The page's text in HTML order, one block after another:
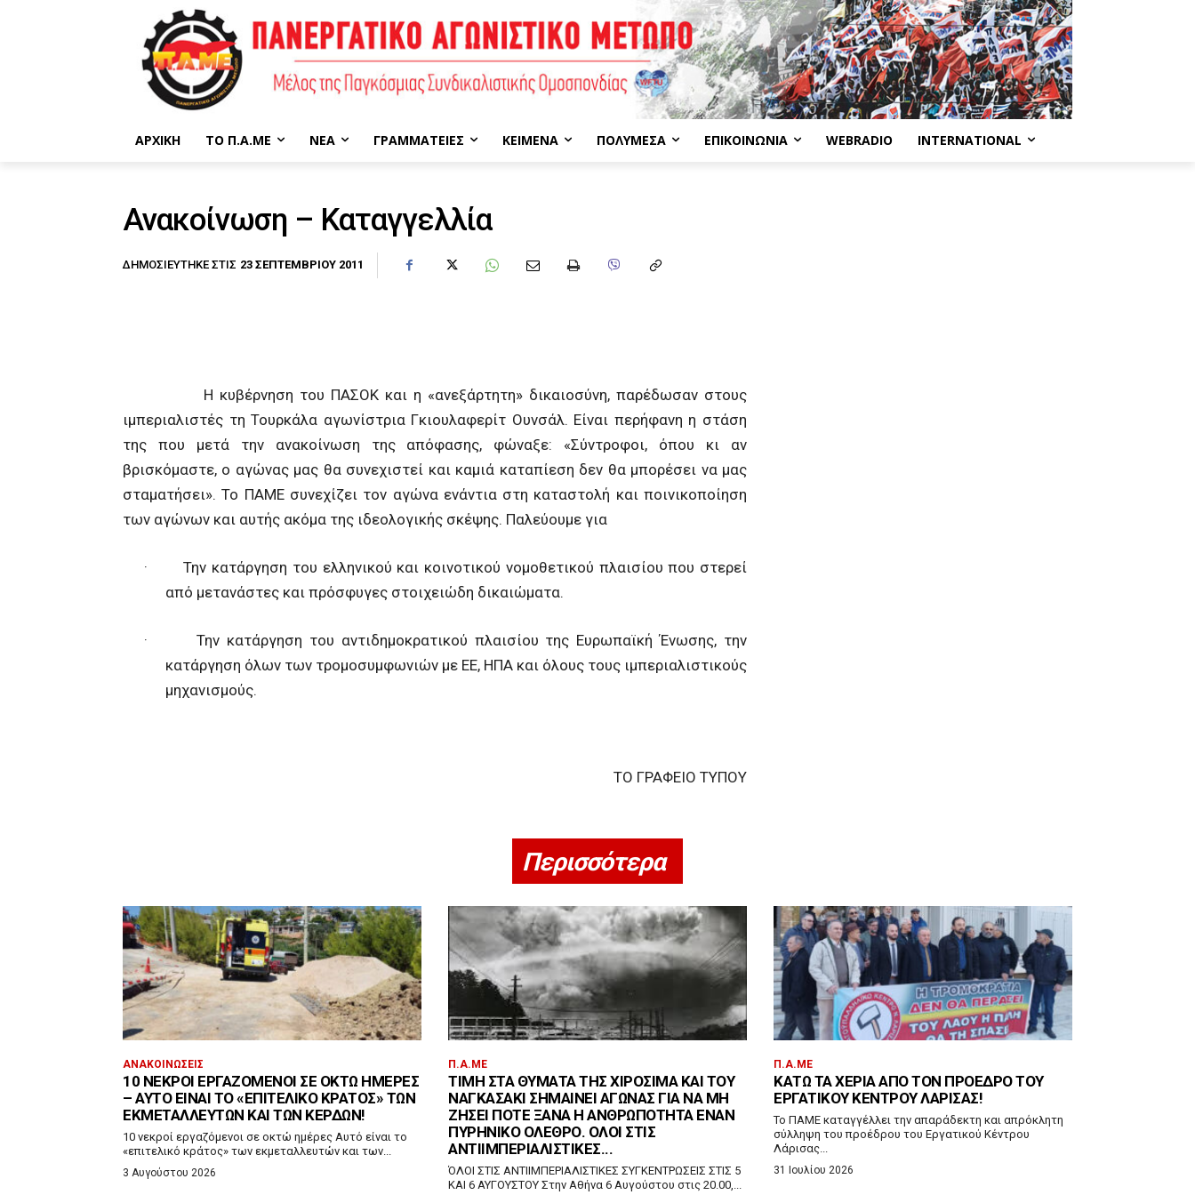
ΑΡΧΙΚΉ ΤΟ Π.Α.ΜΕ ΝΈΑ ΓΡΑΜΜΑΤΕΊΕΣ ΚΕΊΜΕΝΑ ΠΟΛΥΜΈΣΑ ΕΠΙΚΟΙΝΩΝΊΑ WEBRADIO INTERNATIONAL
Ανακοίνωση – Καταγγελλία
ΔΗΜΟΣΙΕΎΤΗΚΕ ΣΤΙΣ 23 ΣΕΠΤΕΜΒΡΊΟΥ 2011
Η κυβέρνηση του ΠΑΣΟΚ και η «ανεξάρτητη» δικαιοσύνη, παρέδωσαν στους
ιμπεριαλιστές τη Τουρκάλα αγωνίστρια Γκιουλαφερίτ Ουνσάλ. Είναι περήφανη η στάση
της που μετά την ανακοίνωση της απόφασης, φώναξε: «Σύντροφοι, όπου κι αν
βρισκόμαστε, ο αγώνας μας θα συνεχιστεί και καμιά καταπίεση δεν θα μπορέσει να μας
σταματήσει». Το ΠΑΜΕ συνεχίζει τον αγώνα ενάντια στη καταστολή και ποινικοποίηση
των αγώνων και αυτής ακόμα της ιδεολογικής σκέψης. Παλεύουμε για
· Την κατάργηση του ελληνικού και κοινοτικού νομοθετικού πλαισίου που στερεί
από μετανάστες και πρόσφυγες στοιχειώδη δικαιώματα.
· Την κατάργηση του αντιδημοκρατικού πλαισίου της Ευρωπαϊκή Ένωσης, την
κατάργηση όλων των τρομοσυμφωνιών με ΕΕ, ΗΠΑ και όλους τους ιμπεριαλιστικούς
μηχανισμούς.
ΤΟ ΓΡΑΦΕΙΟ ΤΥΠΟΥ
Περισσότερα
ΑΝΑΚΟΙΝΏΣΕΙΣ
10 ΝΕΚΡΟΊ ΕΡΓΑΖΌΜΕΝΟΙ ΣΕ ΟΚΤΏ ΗΜΈΡΕΣ
– ΑΥΤΌ ΕΊΝΑΙ ΤΟ «ΕΠΙΤΕΛΙΚΌ ΚΡΆΤΟΣ» ΤΩΝ
ΕΚΜΕΤΑΛΛΕΥΤΏΝ ΚΑΙ ΤΩΝ ΚΕΡΔΏΝ!
10 νεκροί εργαζόμενοι σε οκτώ ημέρες Αυτό είναι το
«επιτελικό κράτος» των εκμεταλλευτών και των...
3 Αυγούστου 2026
Π.Α.ΜΕ
ΤΙΜΉ ΣΤΑ ΘΎΜΑΤΑ ΤΗΣ ΧΙΡΟΣΊΜΑ ΚΑΙ ΤΟΥ
ΝΑΓΚΑΣΆΚΙ ΣΗΜΑΊΝΕΙ ΑΓΏΝΑΣ ΓΙΑ ΝΑ ΜΗ
ΖΉΣΕΙ ΠΟΤΈ ΞΑΝΆ Η ΑΝΘΡΩΠΌΤΗΤΑ ΈΝΑΝ
ΠΥΡΗΝΙΚΌ ΌΛΕΘΡΟ. ΌΛΟΙ ΣΤΙΣ
ΑΝΤΙΙΜΠΕΡΙΑΛΙΣΤΙΚΈΣ...
ΌΛΟΙ ΣΤΙΣ ΑΝΤΙΙΜΠΕΡΙΑΛΙΣΤΙΚΕΣ ΣΥΓΚΕΝΤΡΩΣΕΙΣ ΣΤΙΣ 5
ΚΑΙ 6 ΑΥΓΟΥΣΤΟΥ Στην Αθήνα 6 Αυγούστου στις 20.00,...
Π.Α.ΜΕ
ΚΆΤΩ ΤΑ ΧΈΡΙΑ ΑΠΌ ΤΟΝ ΠΡΌΕΔΡΟ ΤΟΥ
ΕΡΓΑΤΙΚΟΎ ΚΈΝΤΡΟΥ ΛΆΡΙΣΑΣ!
Το ΠΑΜΕ καταγγέλλει την απαράδεκτη και απρόκλητη
σύλληψη του προέδρου του Εργατικού Κέντρου
Λάρισας...
31 Ιουλίου 2026